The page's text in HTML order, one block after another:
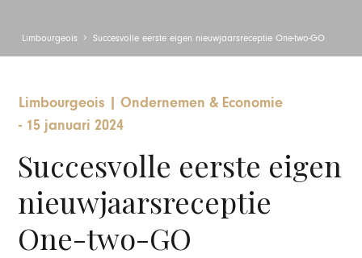
Limbourgeois Succesvolle eerste eigen nieuwjaarsreceptie One-two-GO
Limbourgeois
Ondernemen & Economie
- 15 januari 2024
Succesvolle eerste eigen
nieuwjaarsreceptie
One-two-GO